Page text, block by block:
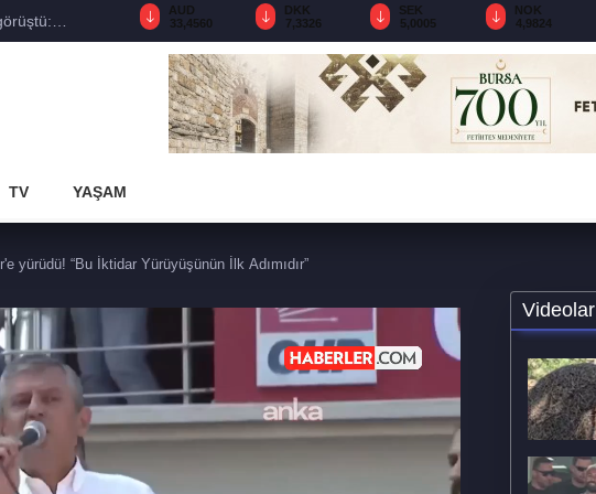
12,9560
AUD
33,4560
DKK
7,3326
SEK
5,0005
NOK
4,9824
TV YAŞAM
yürüdü! “Bu İktidar Yürüyüşünün İlk Adımıdır”
Videolar